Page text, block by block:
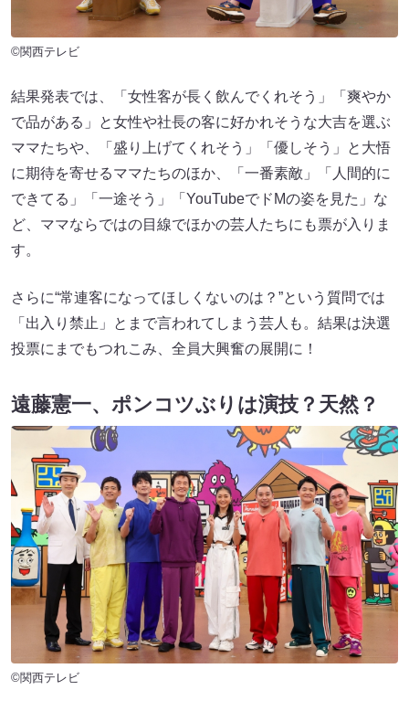
©関西テレビ
結果発表では、「女性客が長く飲んでくれそう」「爽やか
で品がある」と女性や社長の客に好かれそうな大吉を選ぶ
ママたちや、「盛り上げてくれそう」「優しそう」と大悟
に期待を寄せるママたちのほか、「一番素敵」「人間的に
できてる」「一途そう」「YouTubeでドMの姿を見た」な
ど、ママならではの目線でほかの芸人たちにも票が入りま
す。
さらに“常連客になってほしくないのは？”という質問では
「出入り禁止」とまで言われてしまう芸人も。結果は決選
投票にまでもつれこみ、全員大興奮の展開に！
遠藤憲一、ポンコツぶりは演技？天然？
©関西テレビ